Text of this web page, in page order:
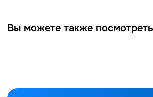
Вы можете также посмотреть